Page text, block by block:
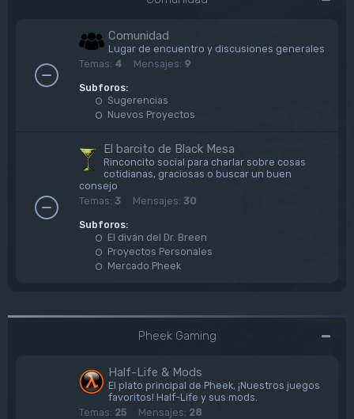
Comunidad
Lugar de encuentro y discusiones generales
Temas: 4 Mensajes: 9
Subforos:
Sugerencias
Nuevos Proyectos
El barcito de Black Mesa
Rinconcito social para charlar sobre cosas
cotidianas, graciosas o buscar un buen
consejo
Temas: 3 Mensajes: 30
Subforos:
El diván del Dr. Breen
Proyectos Personales
Mercado Pheek
Pheek Gaming
Half-Life & Mods
El plato principal de Pheek, ¡Nuestros juegos
favoritos! Half-Life y sus mods.
Temas: 25 Mensajes: 28